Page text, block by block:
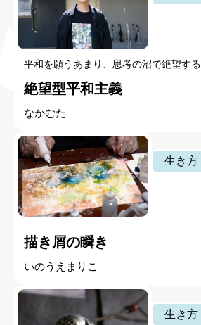
平和を願うあまり、思考の沼で絶望する
絶望型平和主義
なかむた
生き方
描き屑の瞬き
いのうえまりこ
生き方